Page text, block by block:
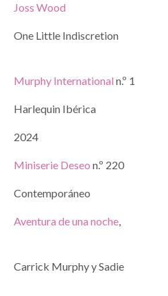
Joss Wood
One Little Indiscretion
Murphy International n.º 1
Harlequin Ibérica
2024
Miniserie Deseo n.º 220
Contemporáneo
Aventura de una noche,
Carrick Murphy y Sadie